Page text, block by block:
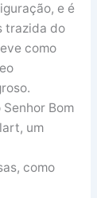
e é
trazida do
como
Bom
um
como